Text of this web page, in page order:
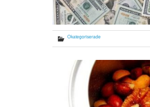
Okategoriserade